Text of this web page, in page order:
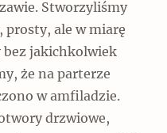
Stworzyliśmy
prosty, ale w miarę
bez jakichkolwiek
że na parterze
w amfiladzie.
drzwiowe,